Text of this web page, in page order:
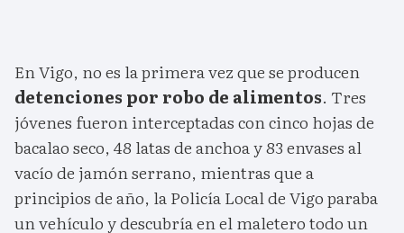
En Vigo, no es la primera vez que se producen
detenciones por robo de alimentos. Tres
jóvenes fueron interceptadas con cinco hojas de
bacalao seco, 48 latas de anchoa y 83 envases al
vacío de jamón serrano, mientras que a
principios de año, la Policía Local de Vigo paraba
un vehículo y descubría en el maletero todo un